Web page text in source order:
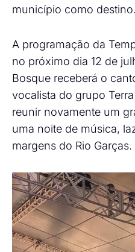
município como destino.
A programação da
no próximo dia 12 de
Bosque receberá o
vocalista do grupo
reunir novamente um
uma noite de música,
margens do Rio Garças.